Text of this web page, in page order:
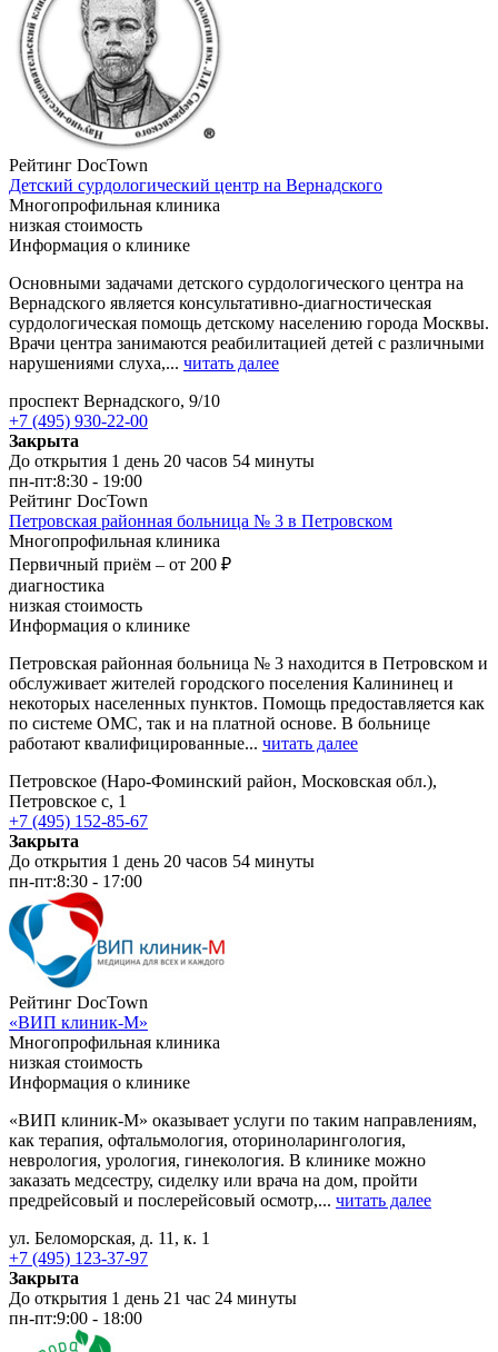
Рейтинг DocTown
Детский сурдологический центр на Вернадского
Многопрофильная клиника
низкая стоимость
Информация о клинике
Основными задачами детского сурдологического центра на
Вернадского является консультативно-диагностическая
сурдологическая помощь детскому населению города Москвы.
Врачи центра занимаются реабилитацией детей с различными
нарушениями слуха,... читать далее
проспект Вернадского, 9/10
+7 (495) 930-22-00
Закрыта
До открытия 1 день 20 часов 54 минуты
пн-пт:8:30 - 19:00
Рейтинг DocTown
Петровская районная больница № 3 в Петровском
Многопрофильная клиника
Первичный приём – от 200 ₽
диагностика
низкая стоимость
Информация о клинике
Петровская районная больница № 3 находится в Петровском и
обслуживает жителей городского поселения Калининец и
некоторых населенных пунктов. Помощь предоставляется как
по системе ОМС, так и на платной основе. В больнице
работают квалифицированные... читать далее
Петровское (Наро-Фоминский район, Московская обл.),
Петровское с, 1
+7 (495) 152-85-67
Закрыта
До открытия 1 день 20 часов 54 минуты
пн-пт:8:30 - 17:00
Рейтинг DocTown
«ВИП клиник-М»
Многопрофильная клиника
низкая стоимость
Информация о клинике
«ВИП клиник-М» оказывает услуги по таким направлениям,
как терапия, офтальмология, оториноларингология,
неврология, урология, гинекология. В клинике можно
заказать медсестру, сиделку или врача на дом, пройти
предрейсовый и послерейсовый осмотр,... читать далее
ул. Беломорская, д. 11, к. 1
+7 (495) 123-37-97
Закрыта
До открытия 1 день 21 час 24 минуты
пн-пт:9:00 - 18:00